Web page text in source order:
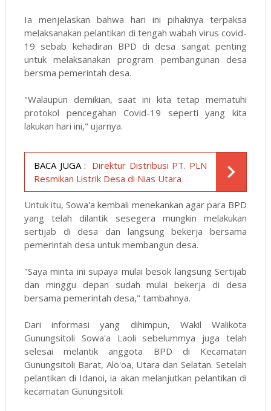
Ia menjelaskan bahwa hari ini pihaknya terpaksa
melaksanakan pelantikan di tengah wabah virus covid-
19 sebab kehadiran BPD di desa sangat penting
untuk melaksanakan program pembangunan desa
bersma pemerintah desa.
"Walaupun demikian, saat ini kita tetap mematuhi
protokol pencegahan Covid-19 seperti yang kita
lakukan hari ini," ujarnya.
BACA JUGA : Direktur Distribusi PT. PLN
Resmikan Listrik Desa di Nias Utara
Untuk itu, Sowa'a kembali menekankan agar para BPD
yang telah dilantik sesegera mungkin melakukan
sertijab di desa dan langsung bekerja bersama
pemerintah desa untuk membangun desa.
"Saya minta ini supaya mulai besok langsung Sertijab
dan minggu depan sudah mulai bekerja di desa
bersama pemerintah desa," tambahnya.
Dari informasi yang dihimpun, Wakil Walikota
Gunungsitoli Sowa'a Laoli sebelummya juga telah
selesai melantik anggota BPD di Kecamatan
Gunungsitoli Barat, Alo'oa, Utara dan Selatan. Setelah
pelantikan di Idanoi, ia akan melanjutkan pelantikan di
kecamatan Gunungsitoli.